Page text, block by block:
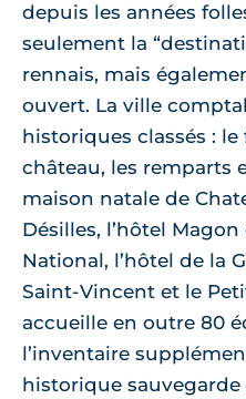
depuis les années
seulement la
rennais, mais
ouvert. La ville
historiques classés :
château, les remparts
maison natale de
Désilles, l’hôtel
National, l’hôtel de la
Saint-Vincent et le
accueille en outre 80
l’inventaire
historique